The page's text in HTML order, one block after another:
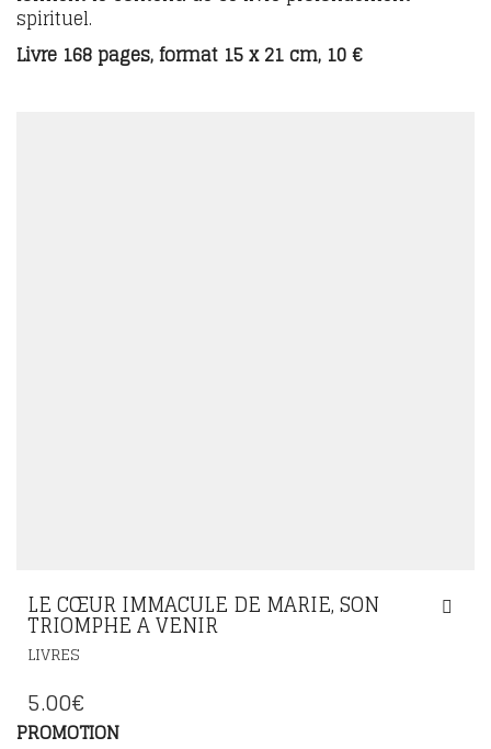
spirituel.
Livre 168 pages, format 15 x 21 cm, 10 €
LE CŒUR IMMACULE DE MARIE, SON
TRIOMPHE A VENIR
LIVRES
5.00€
PROMOTION